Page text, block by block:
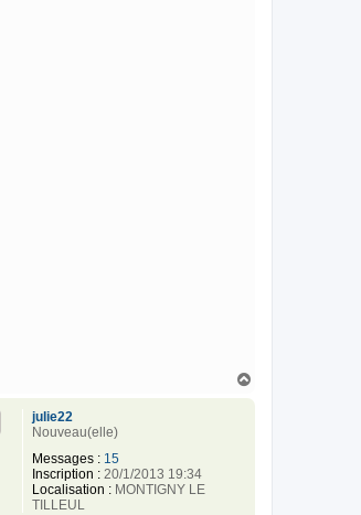
julie22
Nouveau(elle)
Messages : 15
Inscription : 20/1/2013 19:34
Localisation : MONTIGNY LE
TILLEUL